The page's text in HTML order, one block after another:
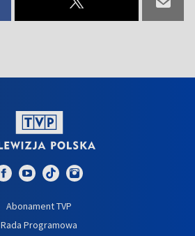
Abonament TVP
Rada Programowa